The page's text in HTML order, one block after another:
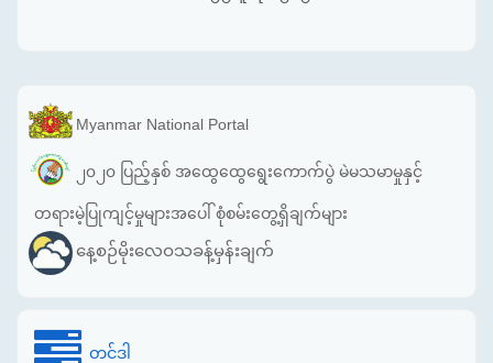
Myanmar National Portal
၂၀၂၀ ပြည့်နှစ် အထွေထွေရွေးကောက်ပွဲ မဲမသမာမှုနှင့်
တရားမဲ့ပြုကျင့်မှုများအပေါ် စုံစမ်းတွေ့ရှိချက်များ
နေ့စဉ်မိုးလေဝသခန့်မှန်းချက်
တင်ဒါ